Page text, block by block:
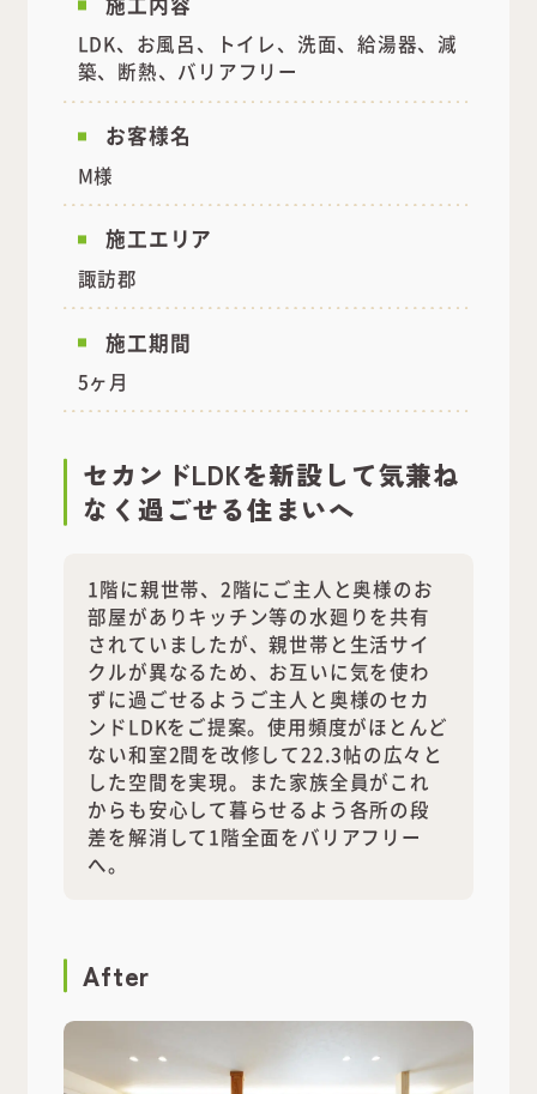
LDK、お風呂、トイレ、洗面、給湯器、減
築、断熱、バリアフリー
お客様名
M様
施工エリア
諏訪郡
施工期間
5ヶ月
セカンドLDKを新設して気兼ね
なく過ごせる住まいへ
1階に親世帯、2階にご主人と奥様のお
部屋がありキッチン等の水廻りを共有
されていましたが、親世帯と生活サイ
クルが異なるため、お互いに気を使わ
ずに過ごせるようご主人と奥様のセカ
ンドLDKをご提案。使用頻度がほとんど
ない和室2間を改修して22.3帖の広々と
した空間を実現。また家族全員がこれ
からも安心して暮らせるよう各所の段
差を解消して1階全面をバリアフリー
へ。
After